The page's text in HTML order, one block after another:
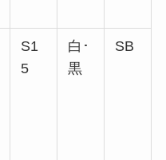
S1
5
白･
黒
SB